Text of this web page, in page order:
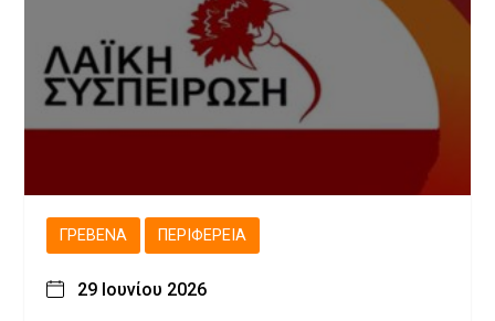
ΓΡΕΒΕΝΆ ΠΕΡΙΦΈΡΕΙΑ
29 Ιουνίου 2026